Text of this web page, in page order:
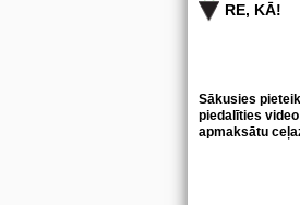
RE, KĀ!
Sākusies
piedalīties
apmaksātu